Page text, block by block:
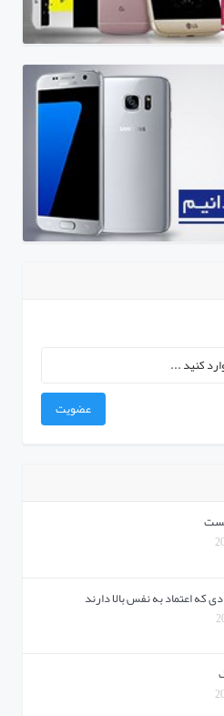
عضویت
که اعتماد به نفس بالا دارند